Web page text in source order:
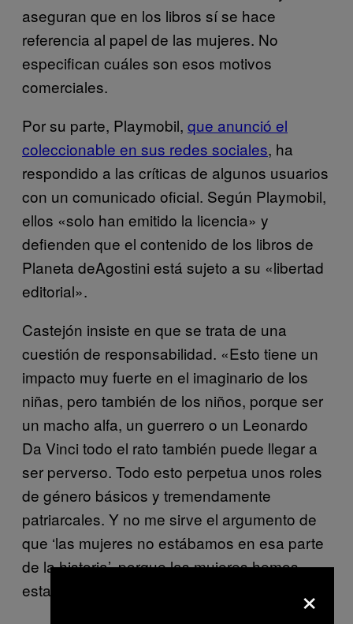
aseguran que en los libros sí se hace
referencia al papel de las mujeres. No
especifican cuáles son esos motivos
comerciales.
Por su parte, Playmobil, que anunció el
coleccionable en sus redes sociales, ha
respondido a las críticas de algunos usuarios
con un comunicado oficial. Según Playmobil,
ellos «solo han emitido la licencia» y
defienden que el contenido de los libros de
Planeta deAgostini está sujeto a su «libertad
editorial».
Castejón insiste en que se trata de una
cuestión de responsabilidad. «Esto tiene un
impacto muy fuerte en el imaginario de los
niñas, pero también de los niños, porque ser
un macho alfa, un guerrero o un Leonardo
Da Vinci todo el rato también puede llegar a
ser perverso. Todo esto perpetua unos roles
de género básicos y tremendamente
patriarcales. Y no me sirve el argumento de
que ‘las mujeres no estábamos en esa parte
de la historia’, porque las mujeres hemos
estado siempre», concluye.
×